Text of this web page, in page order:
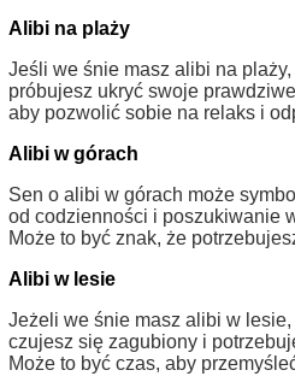
Alibi na plaży
Jeśli we śnie masz alibi na
próbujesz ukryć swoje
aby pozwolić sobie na relaks i
Alibi w górach
Sen o alibi w górach może
od codzienności i poszukiwanie
Może to być znak, że
Alibi w lesie
Jeżeli we śnie masz alibi w
czujesz się zagubiony i
Może to być czas, aby